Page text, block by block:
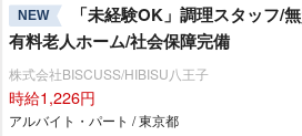
NEW
「未経験OK」調理スタッフ/
有料老人ホーム/社会保障完備
株式会社BISCUSS/HIBISU八王子
時給1,226円
アルバイト・パート / 東京都